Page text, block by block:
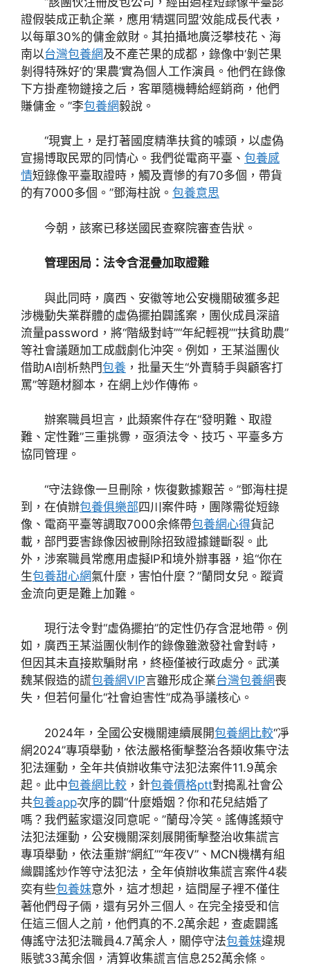
證假裝成正軌企業，應用‘精選同盟’效能成長代表，
以每單30%的傭金斂財。其拍攝地廣泛攀枝花、海
南以台灣包養網及不產芒果的成都，錄像中‘剝芒果
剝得特殊好’的‘果農’實為個人工作演員。他們在錄像
下方掛產物鏈接之后，客單隨機轉給經銷商，他們
賺傭金。”李包養網毅說。
“現實上，是打著國度精準扶貧的噱頭，以虛偽
宣揚博取民眾的同情心。我們從電商平臺、 包養感
情短錄像平臺取證時，觸及賣慘的有70多個，帶貨
的有7000多個。”鄧海柱說。 包養意思
今朝，該案已移送國民查察院審查告狀。
管理困局：法令含混疊加取證難
與此同時，廣西、安徽等地公安機關破獲多起
涉機動失業群體的虛偽擺拍闢謠案，團伙成員深諳
流量password，將“階級對峙”“年紀輕視”“扶貧助農”
等社會議題加工成戲劇化沖突。例如，王某溢團伙
借助AI剖析熱門包養 ，批量天生“外賣騎手與顧客打
罵”等題材腳本，在網上炒作傳佈。
辦案職員坦言，此類案件存在“發明難、取證
難、定性難”三重挑釁，亟須法令、技巧、平臺多方
協同管理。
“守法錄像一旦刪除，恢復數據艱苦。”鄧海柱提
到，在偵辦包養俱樂部四川案件時，團隊需從短錄
像、電商平臺等調取7000余條帶包養網心得貨記
載，部門要害錄像因被刪除招致證據鏈斷裂。此
外，涉案職員常應用虛擬IP和境外辦事器，追“你在
生包養甜心網氣什麼，害怕什麼？”蘭問女兒。蹤資
金流向更是難上加難。
現行法令對“虛偽擺拍”的定性仍存含混地帶。例
如，廣西王某溢團伙制作的錄像雖激發社會對峙，
但因其未直接欺騙財帛，終極僅被行政處分。武漢
魏某假造的謊包養網VIP言雖形成企業台灣包養網喪
失，但若何量化“社會迫害性”成為爭議核心。
2024年，全國公安機關連續展開包養網比較“凈
網2024”專項舉動，依法嚴格衝擊整治各類收集守法
犯法運動，全年共偵辦收集守法犯法案件11.9萬余
起。此中包養網比較 ，針包養價格ptt對搗亂社會公
共包養app次序的闢“什麼婚姻？你和花兒結婚了
嗎？我們藍家還沒同意呢。”蘭母冷笑。謠傳謠類守
法犯法運動，公安機關深刻展開衝擊整治收集謊言
專項舉動，依法重辦“網紅”“年夜V”、MCN機構有組
織闢謠炒作等守法犯法，全年偵辦收集謊言案件4裴
奕有些包養妹意外，這才想起，這間屋子裡不僅住
著他們母子倆，還有另外三個人。在完全接受和信
任這三個人之前，他們真的不.2萬余起，查處闢謠
傳謠守法犯法職員4.7萬余人，關停守法包養妹違規
賬號33萬余個，清算收集謊言信息252萬余條。